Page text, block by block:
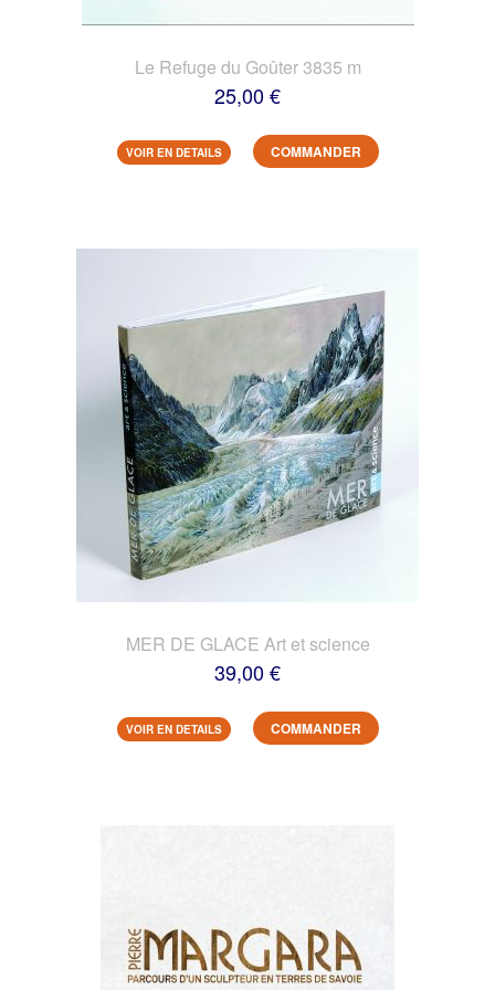
Le Refuge du Goûter 3835 m
25,00 €
VOIR EN DETAILS COMMANDER
MER DE GLACE Art et science
39,00 €
VOIR EN DETAILS COMMANDER